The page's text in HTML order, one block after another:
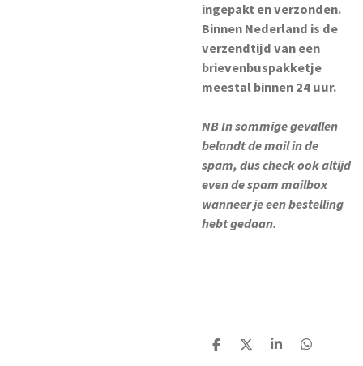
ingepakt en verzonden.
Binnen Nederland is de
verzendtijd van een
brievenbuspakketje
meestal binnen 24 uur.
NB In sommige gevallen
belandt de mail in de
spam, dus check ook altijd
even de spam mailbox
wanneer je een bestelling
hebt gedaan.
D
D
S
D